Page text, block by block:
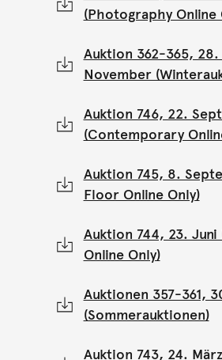
(Photography Online
Auktion 362-365, 28.
November
Auktion 746, 22.
(Contemporary
Auktion 745, 8.
Floor Online Only)
Auktion 744, 23.
Online Only)
Auktionen 357-361,
(Sommerauktionen)
Auktion 743, 24.